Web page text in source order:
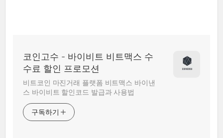
코인고수 - 바이비트 비트맥스 수
수료 할인 프로모션
비트코인 마진거래 플랫폼 비트맥스 바이낸
스 바이비트 할인코드 발급과 사용법
구독하기